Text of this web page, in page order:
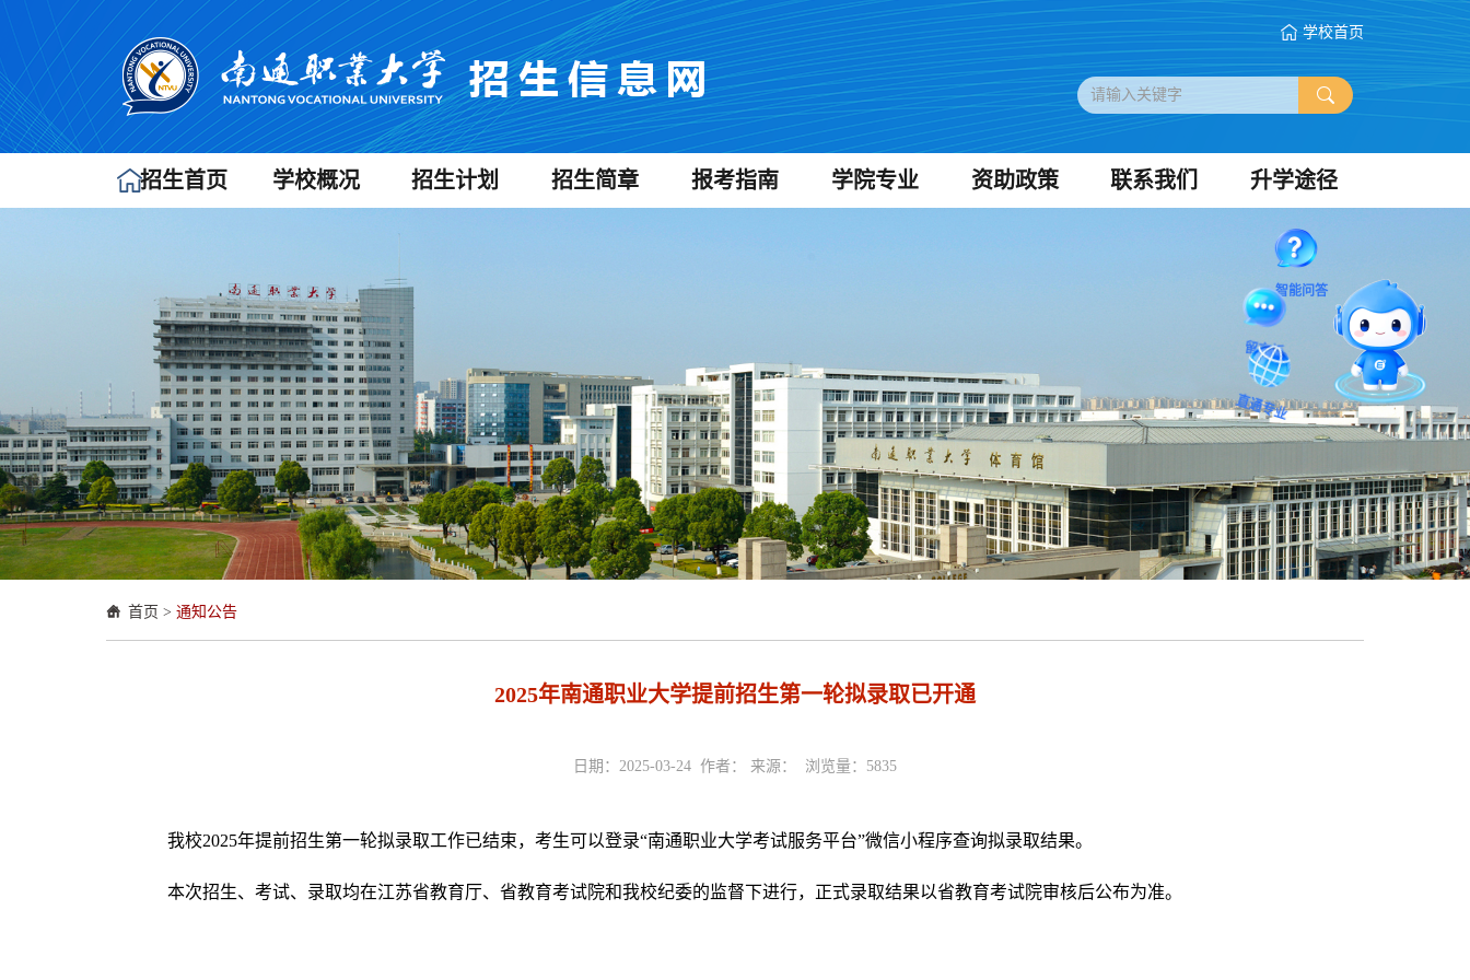
学校首页
招生首页 学校概况 招生计划 招生简章 报考指南 学院专业 资助政策 联系我们 升学途径
首页 > 通知公告
2025年南通职业大学提前招生第一轮拟录取已开通
日期：2025-03-24 作者： 来源： 浏览量： 5835
我校2025年提前招生第一轮拟录取工作已结束，考生可以登录“南通职业大学考试服务平台”微信小程序查询拟录取结果。
本次招生、考试、录取均在江苏省教育厅、省教育考试院和我校纪委的监督下进行，正式录取结果以省教育考试院审核后公布为准。
智能问答
留言板